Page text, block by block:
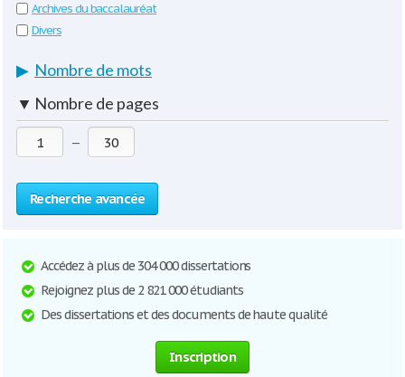
Archives du baccalauréat
Divers
▶ Nombre de mots
▼ Nombre de pages
—
Recherche avancée
Accédez à plus de 304 000 dissertations
Rejoignez plus de 2 821 000 étudiants
Des dissertations et des documents de haute qualité
Inscription